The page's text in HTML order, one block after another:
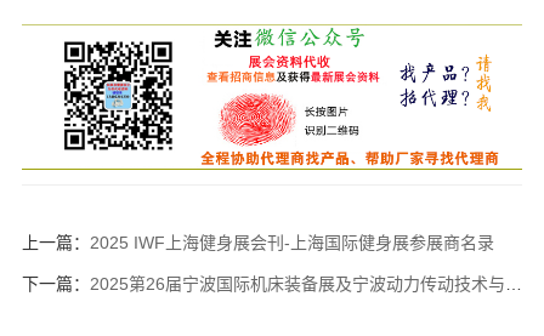
上一篇： 2025 IWF上海健身展会刊-上海国际健身展参展商名录
下一篇： 2025第26届宁波国际机床装备展及宁波动力传动技术与设备展览会会刊-参展商名录